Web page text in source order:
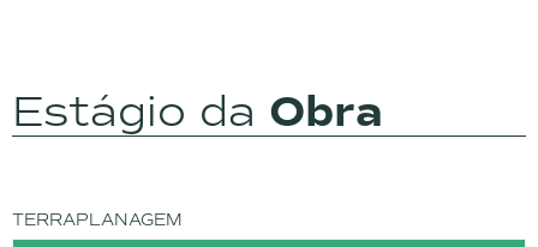
Estágio da Obra
TERRAPLANAGEM